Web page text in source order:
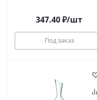
347.40₽/шт
Под заказ